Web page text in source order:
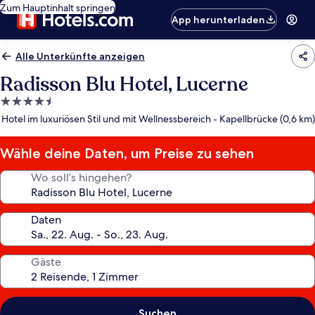
Zum Hauptinhalt springen
App herunterladen
Alle Unterkünfte anzeigen
Radisson Blu Hotel, Lucerne
4.5-
Sterne-
Hotel im luxuriösen Stil und mit Wellnessbereich - Kapellbrücke (0,6 km)
Wähle deine Daten, um Preise zu sehen
Wo soll’s hingehen?
Daten
Gäste